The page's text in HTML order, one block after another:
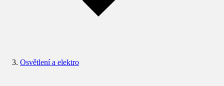
Osvětlení a elektro